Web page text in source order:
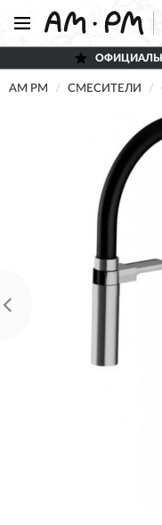
AM PM СМЕСИТЕЛИ